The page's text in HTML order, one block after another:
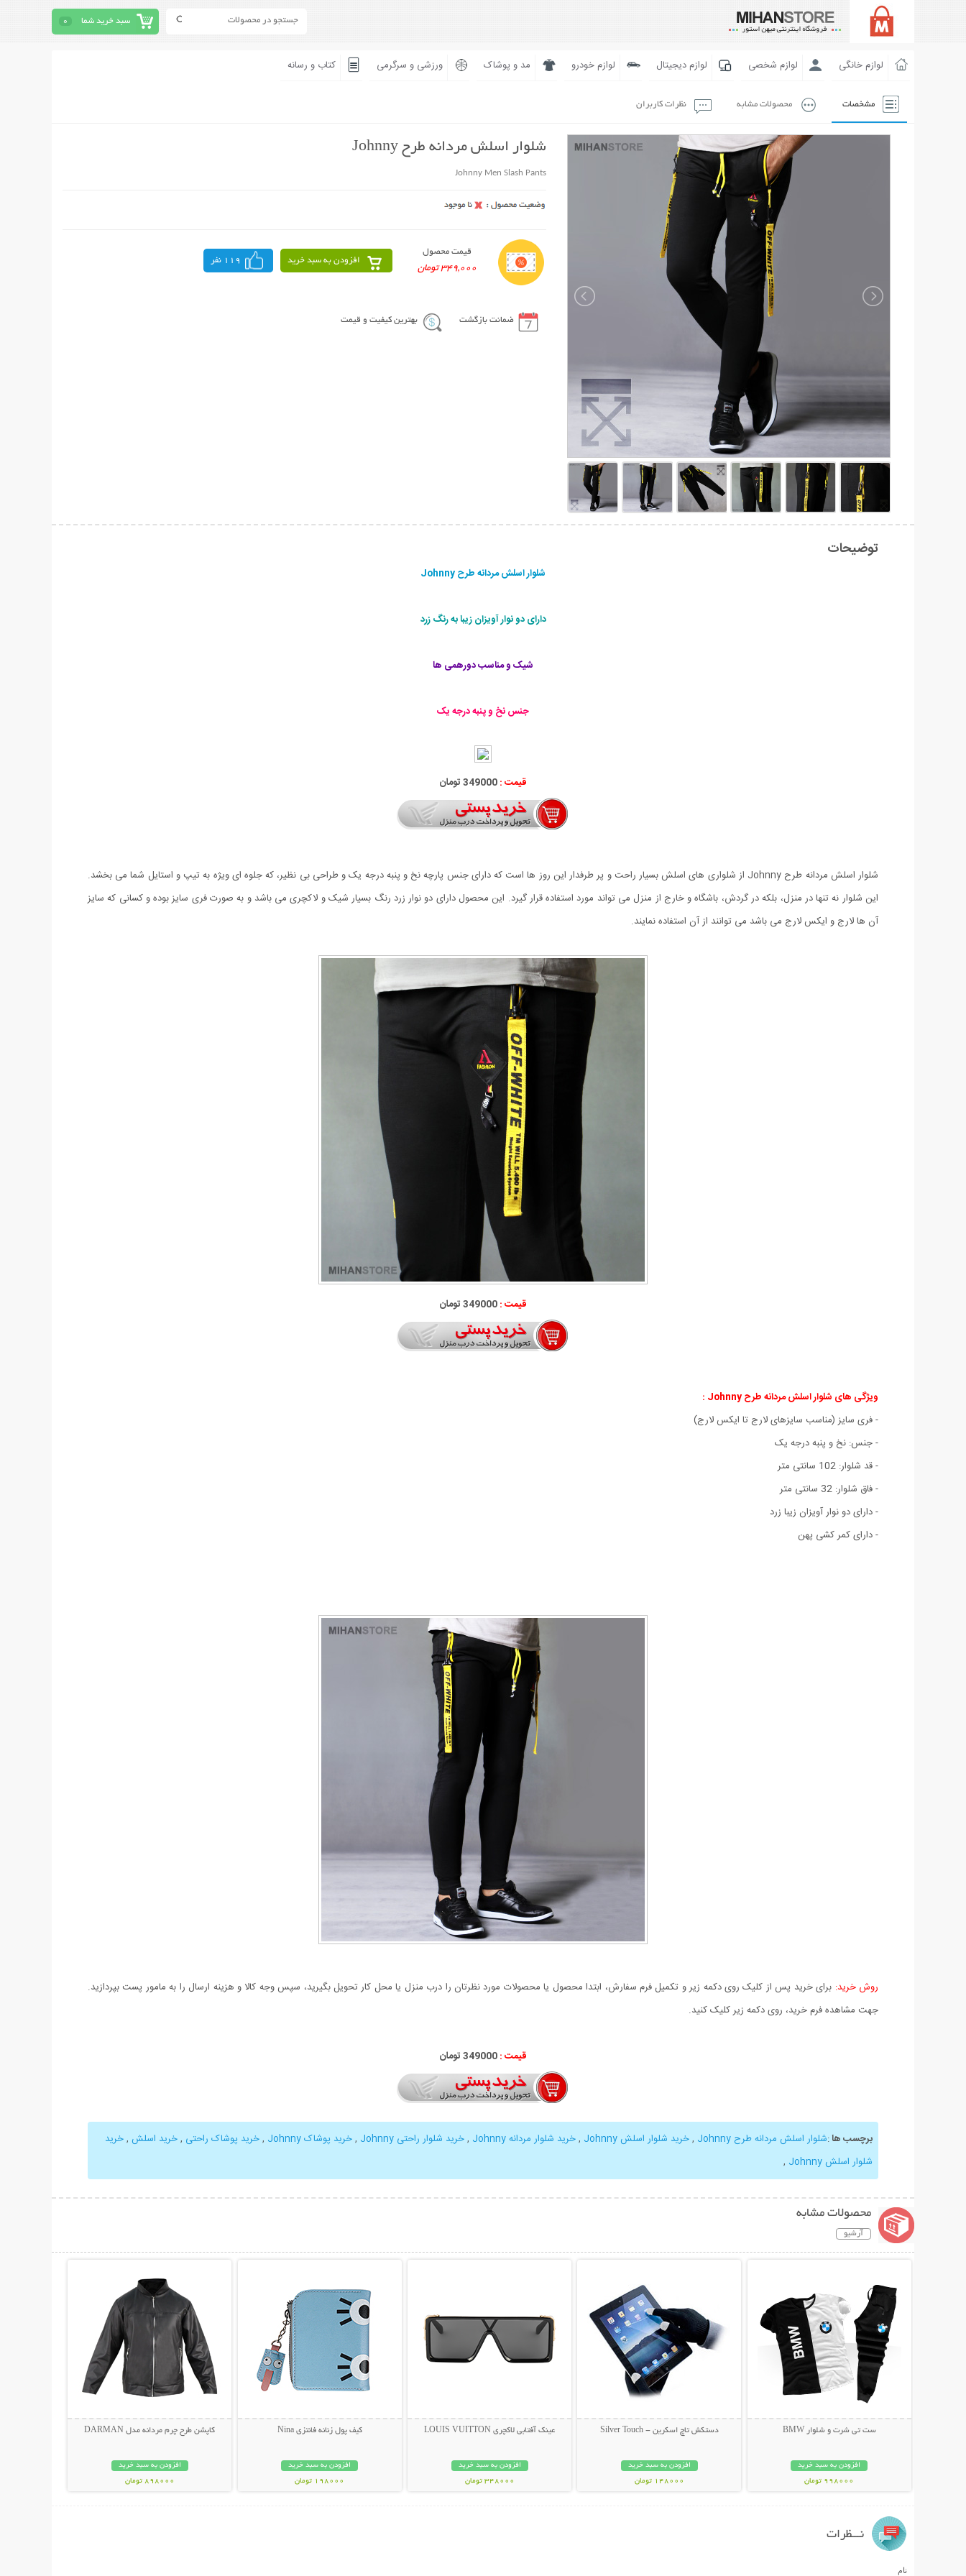
سبد خرید شما 0
لوازم خانگی لوازم شخصی لوازم دیجیتال لوازم خودرو مد و پوشاک ورزشی و سرگرمی کتاب و رسانه
مشخصات محصولات مشابه نظرات کاربران
شلوار اسلش مردانه طرح Johnny
Johnny Men Slash Pants
قیمت محصول
349,000 تومان
افزودن به سبد خرید 119 نفر
ضمانت بازگشت بهترین کیفیت و قیمت
توضیحات
شلوار اسلش مردانه طرح Johnny
دارای دو نوار آویزان زیبا به رنگ زرد
شیک و مناسب دورهمی ها
جنس نخ و پنبه درجه یک
قیمت :349000 تومان
شلوار اسلش مردانه طرح Johnny از شلواری های اسلش بسیار راحت و پر طرفدار این روز ها است که دارای جنس پارچه نخ و پنبه درجه یک و طراحی بی نظیر، که جلوه ای ویژه به تیپ و استایل شما می بخشد.
این شلوار نه تنها در منزل، بلکه در گردش، باشگاه و خارج از منزل می تواند مورد استفاده قرار گیرد. این محصول دارای دو نوار زرد رنگ بسیار شیک و لاکچری می باشد و به صورت فری سایز بوده و کسانی که سایز
آن ها لارج و ایکس لارج می باشد می توانند از آن استفاده نمایند.
قیمت :349000 تومان
ویژگی های شلوار اسلش مردانه طرح Johnny :
- فری سایز (مناسب سایزهای لارج تا ایکس لارج)
- جنس: نخ و پنبه درجه یک
- قد شلوار: 102 سانتی متر
- فاق شلوار: 32 سانتی متر
- دارای دو نوار آویزان زیبا زرد
- دارای کمر کشی پهن
روش خرید: برای خرید پس از کلیک روی دکمه زیر و تکمیل فرم سفارش، ابتدا محصول یا محصولات مورد نظرتان را درب منزل یا محل کار تحویل بگیرید، سپس وجه کالا و هزینه ارسال را به مامور پست بپردازید.
جهت مشاهده فرم خرید، روی دکمه زیر کلیک کنید.
قیمت :349000 تومان
برچسب ها:شلوار اسلش مردانه طرح Johnny ,خرید شلوار اسلش Johnny ,خرید شلوار مردانه Johnny ,خرید شلوار راحتی Johnny ,خرید پوشاک Johnny ,خرید پوشاک راحتی ,خرید اسلش ,خرید
شلوار اسلش Johnny
,
محصولات مشابه
آرشیو
ست تی شرت و شلوار BMW
افزودن به سبد خرید
998000 تومان
دستکش تاچ اسکرین - Silver Touch
افزودن به سبد خرید
148000 تومان
عینک آفتابی لاکچری LOUIS VUITTON
افزودن به سبد خرید
348000 تومان
کیف پول زنانه فانتزی Nina
افزودن به سبد خرید
198000 تومان
کاپشن طرح چرم مردانه مدل DARMAN
افزودن به سبد خرید
898000 تومان
نـــظرات
نام